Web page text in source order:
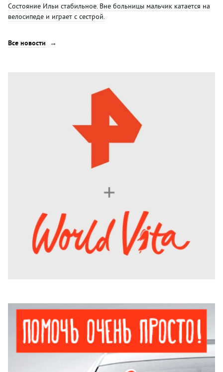
Состояние Ильи стабильное. Вне больницы мальчик катается на
велосипеде и играет с сестрой.
Все новости